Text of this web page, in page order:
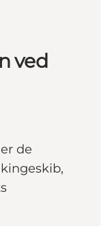
ved
de